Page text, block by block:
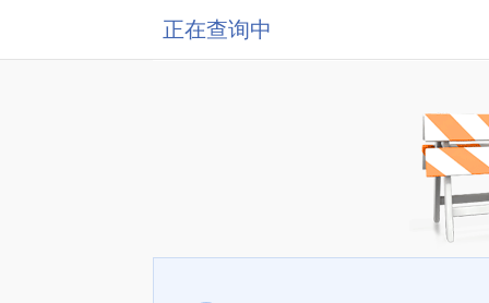
正在查询中